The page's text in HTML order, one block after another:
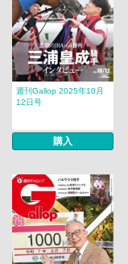
週刊Gallop 2025年10月
12日号
購入